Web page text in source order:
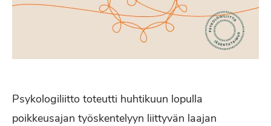
Psykologiliitto toteutti huhtikuun lopulla
poikkeusajan työskentelyyn liittyvän laajan